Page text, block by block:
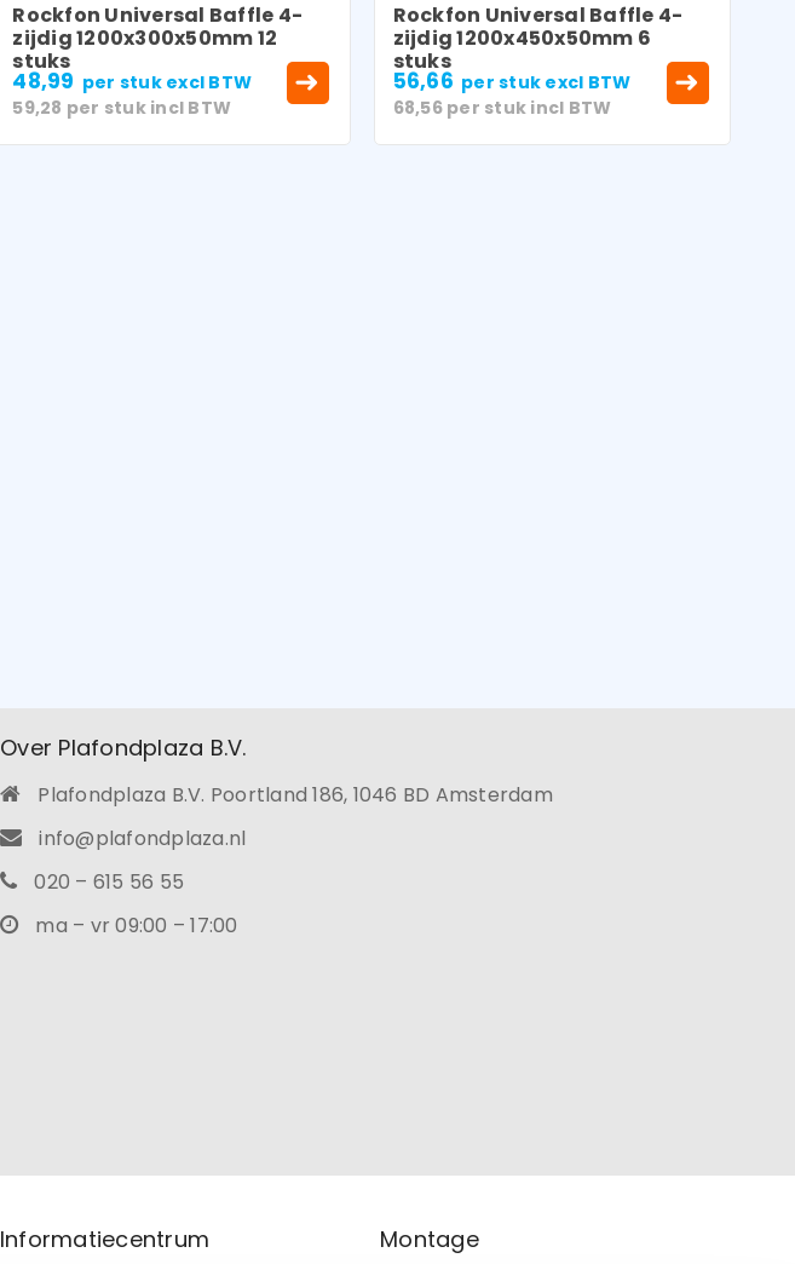
Rockfon Universal Baffle 4-
zijdig 1200x300x50mm 12
stuks
48,99 per stukexcl BTW
59,28 per stuk incl BTW
Rockfon Universal Baffle 4-
zijdig 1200x450x50mm 6
stuks
56,66 per stuk excl BTW
68,56 per stuk incl BTW
Over Plafondplaza B.V.
Plafondplaza B.V. Poortland 186, 1046 BD Amsterdam
info@plafondplaza.nl
020 – 615 56 55
ma – vr 09:00 – 17:00
Informatiecentrum Montage